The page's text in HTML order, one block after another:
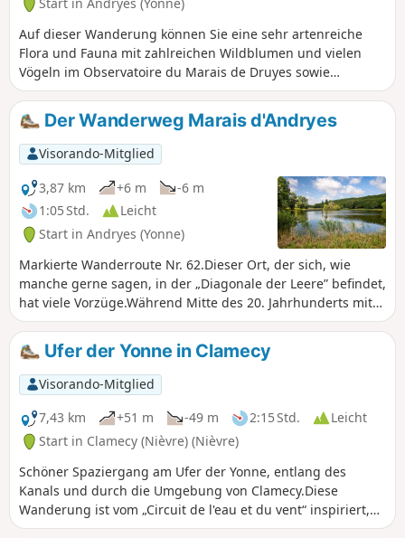
Start in Andryes (Yonne)
Auf dieser Wanderung können Sie eine sehr artenreiche
Flora und Fauna mit zahlreichen Wildblumen und vielen
Vögeln im Observatoire du Marais de Druyes sowie
wunderschöne Landschaften im Wald beobachten.
Der Wanderweg Marais d'Andryes
Visorando-Mitglied
3,87 km
+6 m
-6 m
1:05 Std.
Leicht
Start in Andryes (Yonne)
Markierte Wanderroute Nr. 62.Dieser Ort, der sich, wie
manche gerne sagen, in der „Diagonale der Leere” befindet,
hat viele Vorzüge.Während Mitte des 20. Jahrhunderts mit
Hilfe landwirtschaftlicher Maschinen die Produktivität
gesteigert werden sollte, was jedoch nicht zu den erhofften
Ergebnissen führte, konzentriert man sich heute auf die
Wiederherstellung der Artenvielfalt. Die Fauna und Flora
kehren nach und nach zurück.Die Entdeckung dieses
Naturerbes trägt auch zur Bildung der Kinder bei.Ein
großartiger lehrreicher Spaziergang!
Ufer der Yonne in Clamecy
Visorando-Mitglied
7,43 km
+51 m -49 m 2:15 Std.
Leicht
Start in Clamecy (Nièvre) (Nièvre)
Schöner Spaziergang am Ufer der Yonne, entlang des
Kanals und durch die Umgebung von Clamecy.Diese
Wanderung ist vom „Circuit de l'eau et du vent“ inspiriert,
jedoch etwas verkürzt.